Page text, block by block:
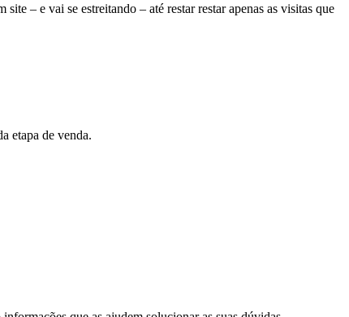
– e vai se estreitando – até restar restar apenas as visitas que
etapa de venda.